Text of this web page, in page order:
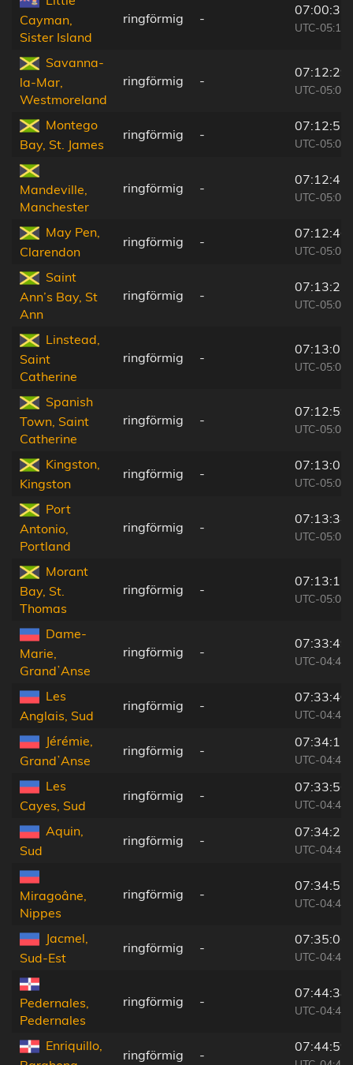
Cayman,
Sister Island
ringförmig -
07:00:37
UTC-05:19
Savanna-
la-Mar,
Westmoreland
ringförmig -
07:12:29
UTC-05:07
Montego
Bay, St. James
ringförmig -
07:12:55
UTC-05:07
Mandeville,
Manchester
ringförmig -
07:12:41
UTC-05:07
May Pen,
Clarendon
ringförmig -
07:12:46
UTC-05:07
Saint
Ann’s Bay, St
Ann
ringförmig -
07:13:22
UTC-05:07
Linstead,
Saint
Catherine
ringförmig -
07:13:07
UTC-05:07
Spanish
Town, Saint
Catherine
ringförmig -
07:12:59
UTC-05:07
Kingston,
Kingston
ringförmig -
07:13:07
UTC-05:07
Port
Antonio,
Portland
ringförmig -
07:13:34
UTC-05:07
Morant
Bay, St.
Thomas
ringförmig -
07:13:15
UTC-05:07
Dame-
Marie,
GrandʼAnse
ringförmig -
07:33:49
UTC-04:49
Les
Anglais, Sud
ringförmig -
07:33:40
UTC-04:49
Jérémie,
GrandʼAnse
ringförmig -
07:34:11
UTC-04:49
Les
Cayes, Sud
ringförmig -
07:33:56
UTC-04:49
Aquin,
Sud
ringförmig -
07:34:22
UTC-04:49
Miragoâne,
Nippes
ringförmig -
07:34:51
UTC-04:49
Jacmel,
Sud-Est
ringförmig -
07:35:06
UTC-04:49
Pedernales,
Pedernales
ringförmig -
07:44:38
UTC-04:40
Enriquillo,
ringförmig -
07:44:59